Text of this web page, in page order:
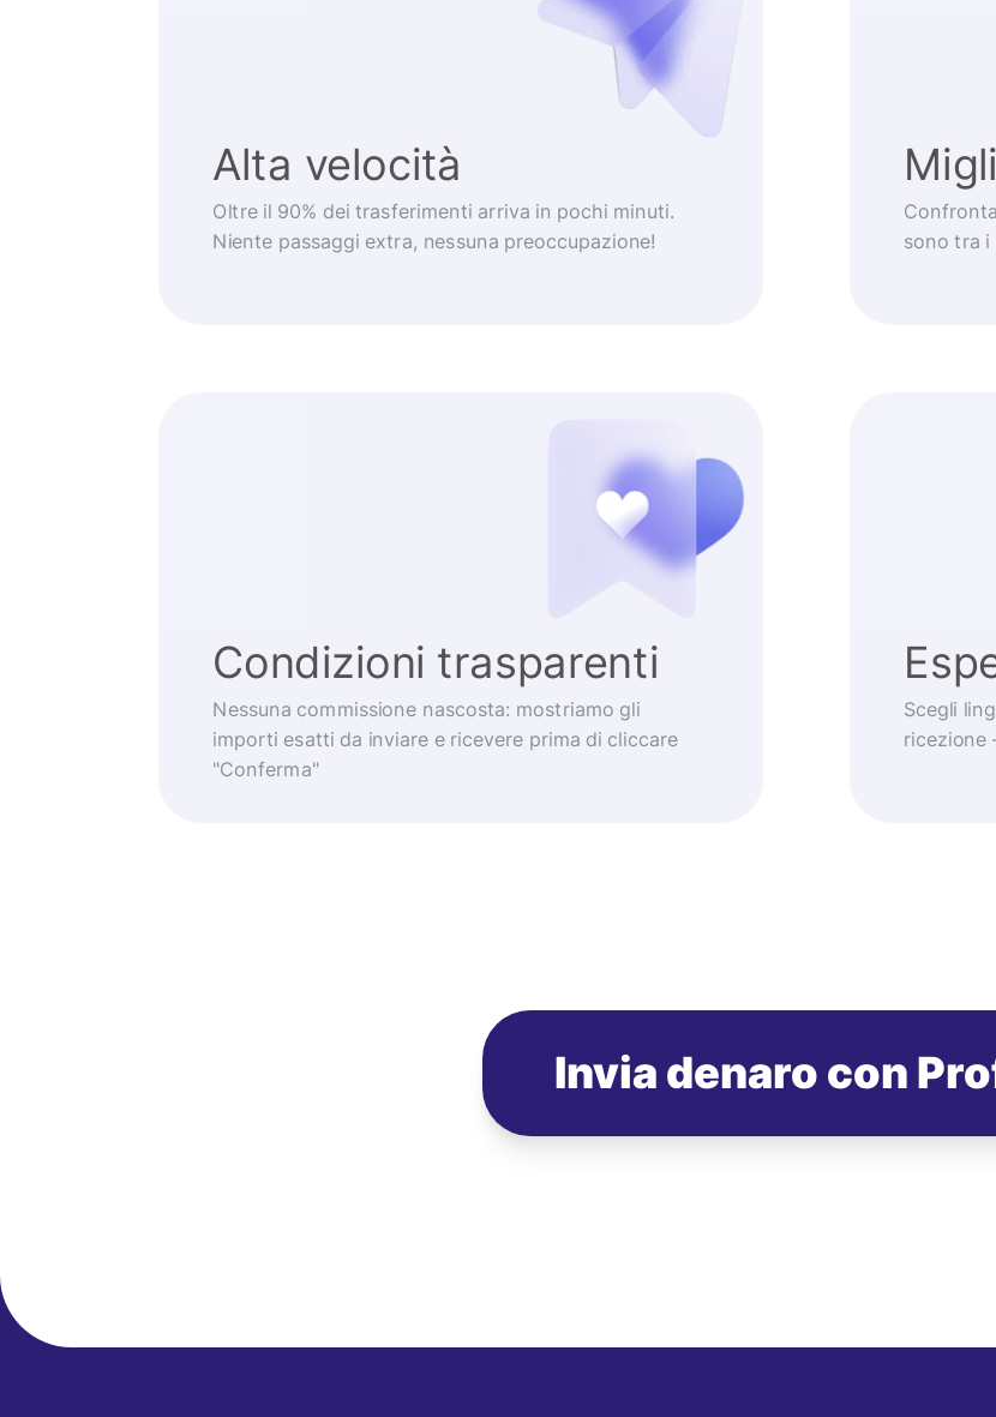
Alta velocità
Oltre il 90% dei trasferimenti arriva in pochi minuti.
Niente passaggi extra, nessuna preoccupazione! sono tra i
Condizioni trasparenti
Nessuna commissione nascosta: mostriamo gli
importi esatti da inviare e ricevere prima di cliccare
"Conferma"
Scegli
ricezione
Invia denaro con